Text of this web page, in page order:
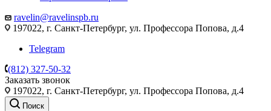
ravelin@ravelinspb.ru
197022, г. Санкт-Петербург, ул. Профессора Попова, д.4
Telegram
(812) 327-50-32
Заказать звонок
197022, г. Санкт-Петербург, ул. Профессора Попова, д.4
Поиск